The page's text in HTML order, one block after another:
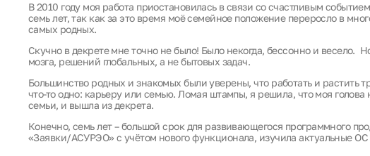
В 2010 году моя работа приостановилась в связи со счастливым
семь лет, так как за это время моё семейное положение переросло в
самых родных.
Скучно в декрете мне точно не было! Было некогда, бессонно и весело.
мозга, решений глобальных, а не бытовых задач.
Большинство родных и знакомых были уверены, что работать и растить
что-то одно: карьеру или семью. Ломая штампы, я решила, что моя
семьи, и вышла из декрета.
Конечно, семь лет – большой срок для развивающегося программного
«Заявки/АСУРЭО» с учётом нового функционала, изучила актуальные